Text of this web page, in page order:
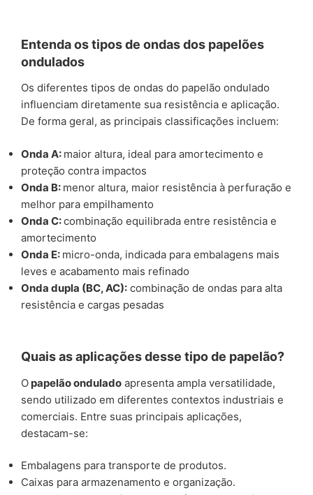
Entenda os tipos de ondas dos papelões
ondulados
Os diferentes tipos de ondas do papelão ondulado
influenciam diretamente sua resistência e aplicação.
De forma geral, as principais classificações incluem:
Onda A: maior altura, ideal para amortecimento e
proteção contra impactos
Onda B: menor altura, maior resistência à perfuração e
melhor para empilhamento
Onda C:combinação equilibrada entre resistência e
amortecimento
Onda E: micro-onda, indicada para embalagens mais
leves e acabamento mais refinado
Onda dupla (BC, AC): combinação de ondas para alta
resistência e cargas pesadas
Quais as aplicações desse tipo de papelão?
O papelão ondulado apresenta ampla versatilidade,
sendo utilizado em diferentes contextos industriais e
comerciais. Entre suas principais aplicações,
destacam-se:
Embalagens para transporte de produtos.
Caixas para armazenamento e organização.